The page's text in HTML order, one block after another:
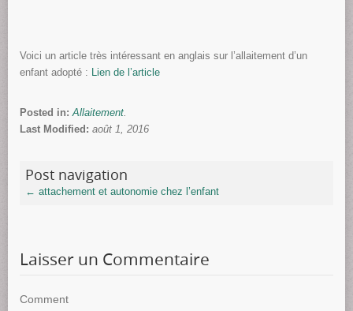
Commentaire
Voici un article très intéressant en anglais sur l’allaitement d’un
enfant adopté : Lien de l’article
Posted in: Allaitement
Last Modified: août 1, 2016
Post navigation
← attachement et autonomie chez l’enfant
Laisser un Commentaire
Comment